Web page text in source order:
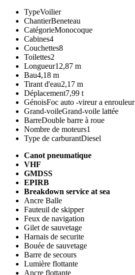
TypeVoilier
ChantierBeneteau
CatégorieMonocoque
Cabines4
Couchettes8
Toilettes2
Longueur12,87 m
Bau4,18 m
Tirant d'eau2,17 m
Déplacement7,99 t
GénoisFoc auto -vireur a enrouleur
Grand-voileGrand-voile lattée
BarreDouble barre à roue
Nombre de moteurs1
Type de carburantDiesel
Canot pneumatique
VHF
GMDSS
EPIRB
Breakdown service at sea
Ancre Balle
Fauteuil de skipper
Feux de navigation
Gilet de sauvetage
Harnais de securite
Bouée de sauvetage
Barre de secours
Lumière flottante
Ancre flottante